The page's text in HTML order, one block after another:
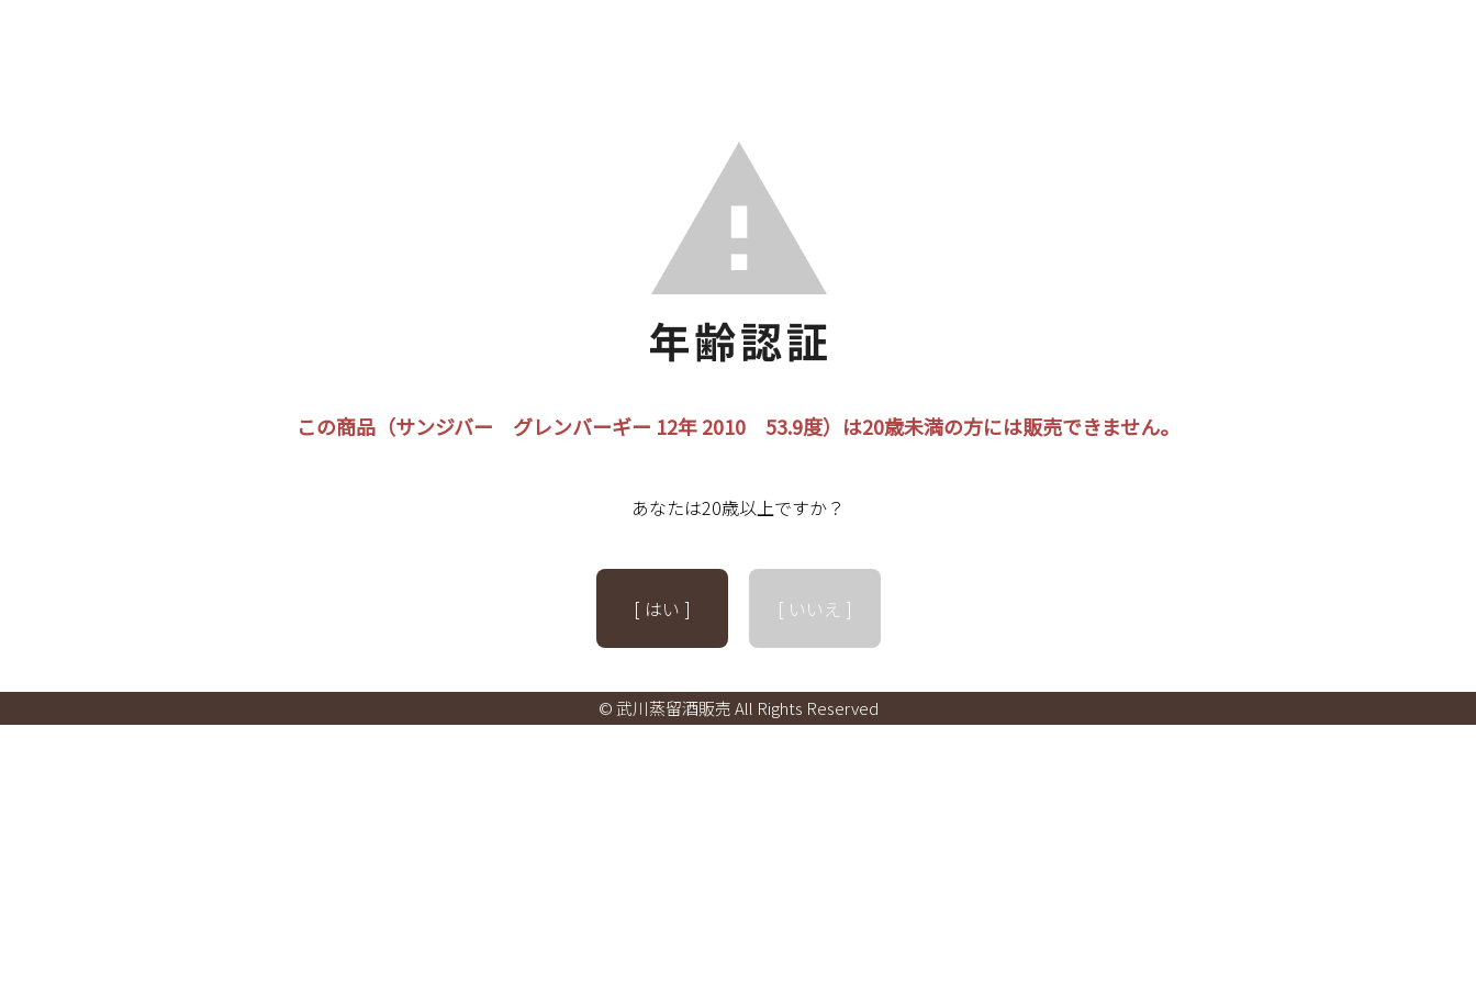
この商品（サンジバー グレンバーギー 12年 2010 53.9度）は20歳未満の方には販売できません。
あなたは20歳以上ですか？
[ はい ] [ いいえ ]
© 武川蒸留酒販売 All Rights Reserved